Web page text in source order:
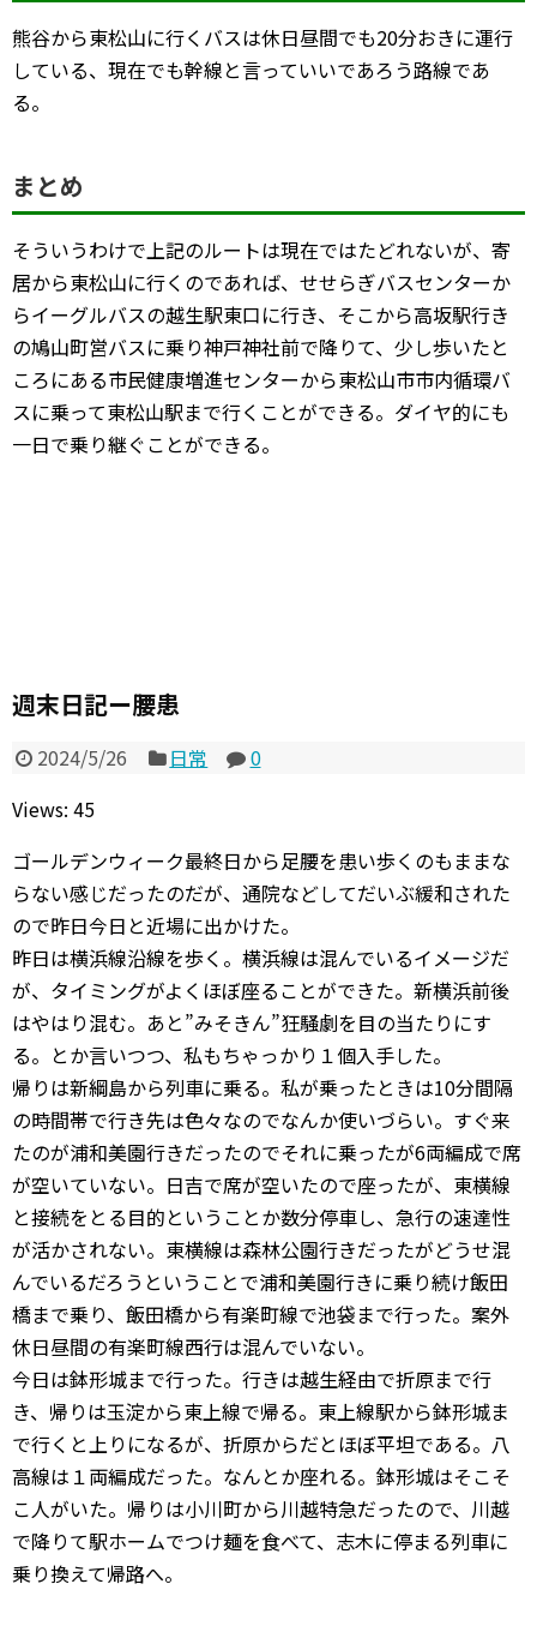
熊谷から東松山に行くバスは休日昼間でも20分おきに運行
している、現在でも幹線と言っていいであろう路線であ
る。
まとめ
そういうわけで上記のルートは現在ではたどれないが、寄
居から東松山に行くのであれば、せせらぎバスセンターか
らイーグルバスの越生駅東口に行き、そこから高坂駅行き
の鳩山町営バスに乗り神戸神社前で降りて、少し歩いたと
ころにある市民健康増進センターから東松山市市内循環バ
スに乗って東松山駅まで行くことができる。ダイヤ的にも
一日で乗り継ぐことができる。
週末日記ー腰患
2024/5/26 日常
0
Views: 45
ゴールデンウィーク最終日から足腰を患い歩くのもままな
らない感じだったのだが、通院などしてだいぶ緩和された
ので昨日今日と近場に出かけた。
昨日は横浜線沿線を歩く。横浜線は混んでいるイメージだ
が、タイミングがよくほぼ座ることができた。新横浜前後
はやはり混む。あと”みそきん”狂騒劇を目の当たりにす
る。とか言いつつ、私もちゃっかり１個入手した。
帰りは新綱島から列車に乗る。私が乗ったときは10分間隔
の時間帯で行き先は色々なのでなんか使いづらい。すぐ来
たのが浦和美園行きだったのでそれに乗ったが6両編成で席
が空いていない。日吉で席が空いたので座ったが、東横線
と接続をとる目的ということか数分停車し、急行の速達性
が活かされない。東横線は森林公園行きだったがどうせ混
んでいるだろうということで浦和美園行きに乗り続け飯田
橋まで乗り、飯田橋から有楽町線で池袋まで行った。案外
休日昼間の有楽町線西行は混んでいない。
今日は鉢形城まで行った。行きは越生経由で折原まで行
き、帰りは玉淀から東上線で帰る。東上線駅から鉢形城ま
で行くと上りになるが、折原からだとほぼ平坦である。八
高線は１両編成だった。なんとか座れる。鉢形城はそこそ
こ人がいた。帰りは小川町から川越特急だったので、川越
で降りて駅ホームでつけ麺を食べて、志木に停まる列車に
乗り換えて帰路へ。